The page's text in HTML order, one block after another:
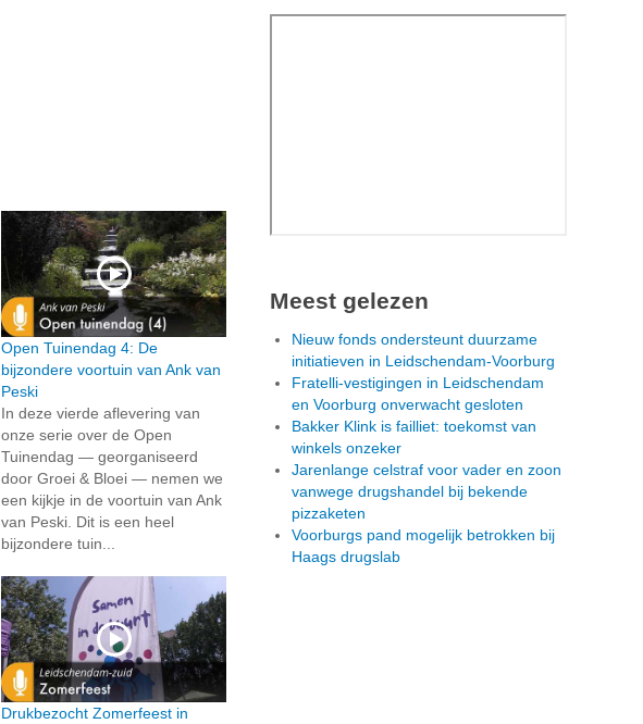
Open Tuinendag 4: De
bijzondere voortuin van Ank van
Peski
In deze vierde aflevering van
onze serie over de Open
Tuinendag — georganiseerd
door Groei & Bloei — nemen we
een kijkje in de voortuin van Ank
van Peski. Dit is een heel
bijzondere tuin...
Drukbezocht Zomerfeest in
Meest gelezen
Nieuw fonds ondersteunt duurzame
initiatieven in Leidschendam-Voorburg
Fratelli-vestigingen in Leidschendam
en Voorburg onverwacht gesloten
Bakker Klink is failliet: toekomst van
winkels onzeker
Jarenlange celstraf voor vader en zoon
vanwege drugshandel bij bekende
pizzaketen
Voorburgs pand mogelijk betrokken bij
Haags drugslab